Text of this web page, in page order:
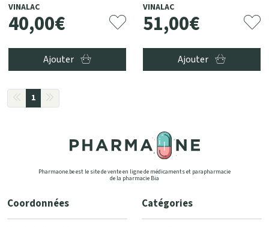
VINALAC
40,00€
Ajouter
VINALAC
51,00€
Ajouter
1
Pharmaone.be est le site de vente en ligne de médicaments et parapharmacie
de la pharmacie Bia
Coordonnées Catégories